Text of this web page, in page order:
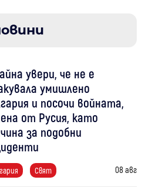
увери, че не е
умишлено
и посочи войната,
от Русия, като
за подобни
Свят 08 авг